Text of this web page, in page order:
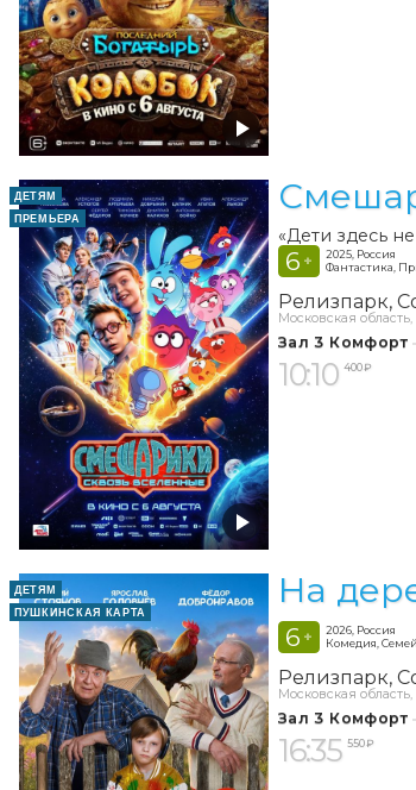
ДЕТЯМ
ПРЕМЬЕРА
«Дети здесь
6 +
2025, Россия
Фантастика,
Релизпарк
Московская
Зал 3 Комфорт
10:10 400 ₽
ДЕТЯМ
ПУШКИНСКАЯ КАРТА
На
6 +
2026, Россия
Комедия,
Релизпарк
Московская
Зал 3 Комфорт
16:35 550 ₽